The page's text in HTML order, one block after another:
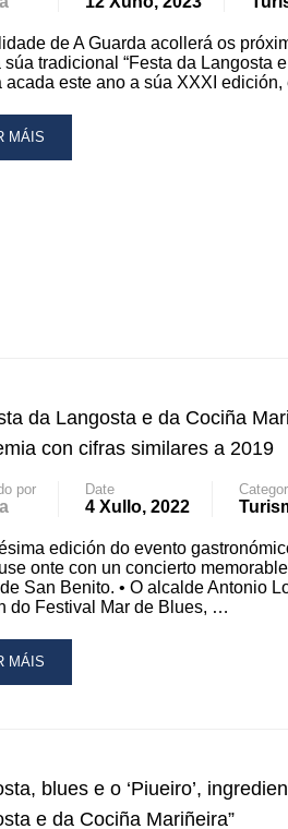
de A Guarda acollerá os
súa tradicional “Festa da Langosta
acada este ano a súa XXXI
MÁIS
da Langosta e da Cociña
con cifras similares a 2019
por Date
4 Xullo, 2022
edición do evento
onte con un concierto
San Benito. • O alcalde Antonio
do Festival Mar de Blues, …
MÁIS
blues e o ‘Piueiro’,
e da Cociña Mariñeira”